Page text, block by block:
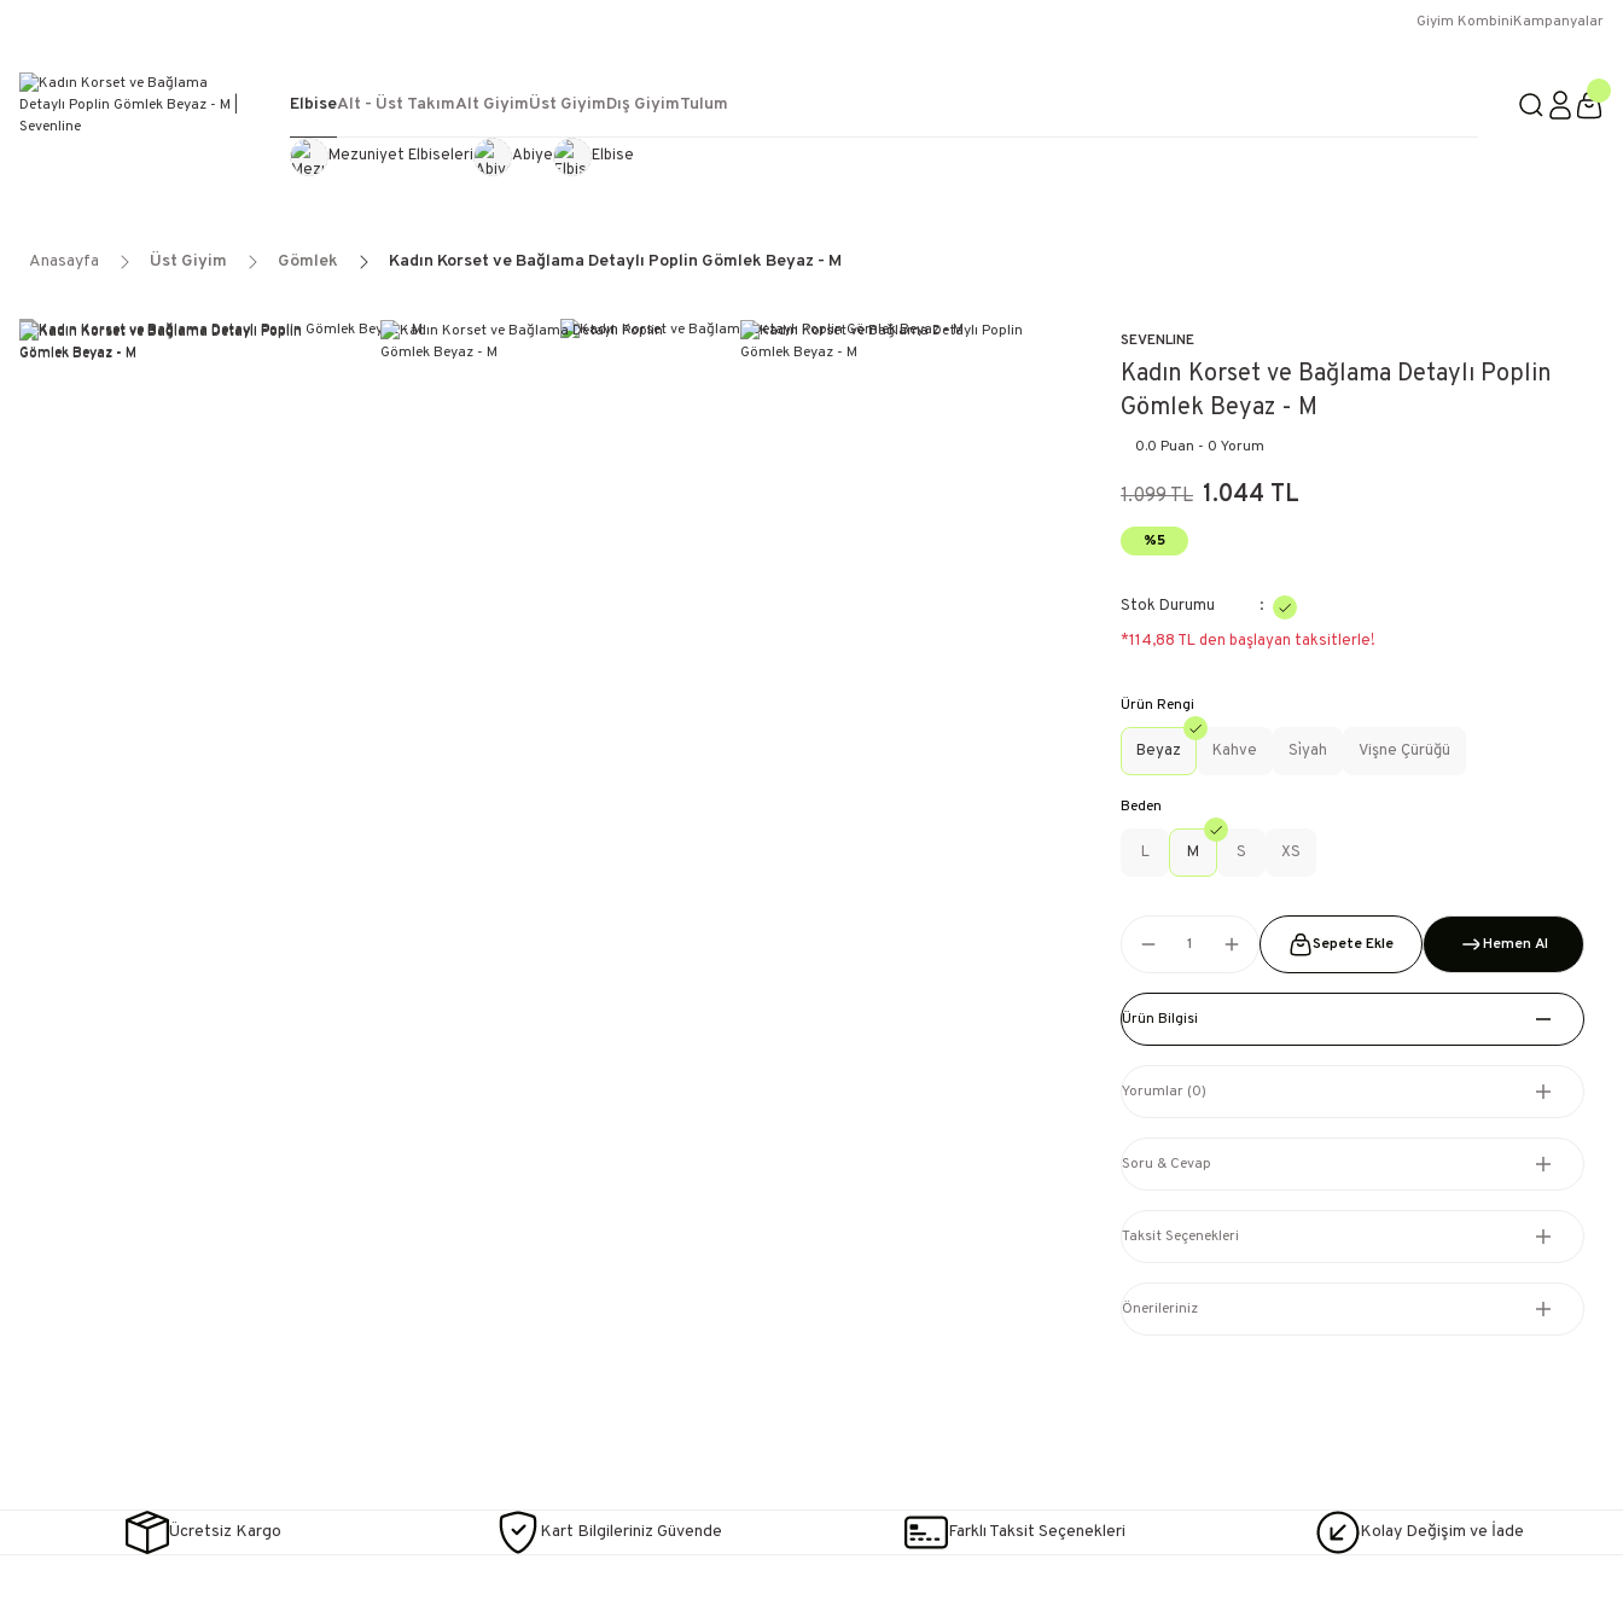
Giyim KombiniKampanyalar
Elbise
Mezuniyet Elbiseleri Abiye Elbise
Alt - Üst TakımAlt GiyimÜst GiyimDış GiyimTulum
Anasayfa Üst Giyim Gömlek Kadın Korset ve Bağlama Detaylı Poplin Gömlek Beyaz - M
SEVENLINE
Kadın Korset ve Bağlama Detaylı Poplin
Gömlek Beyaz - M
0.0 Puan - 0 Yorum
1.099 TL 1.044 TL
%5
Stok Durumu
*114,88 TL den başlayan taksitlerle!
Ürün Rengi
Beyaz Kahve Si̇yah Vişne Çürüğü
Beden
L M S XS
Sepete Ekle Hemen Al
Ürün Bilgisi
Yorumlar (0)
Soru & Cevap
Taksit Seçenekleri
Önerileriniz
Ücretsiz Kargo Kart Bilgileriniz Güvende Farklı Taksit Seçenekleri Kolay Değişim ve İade